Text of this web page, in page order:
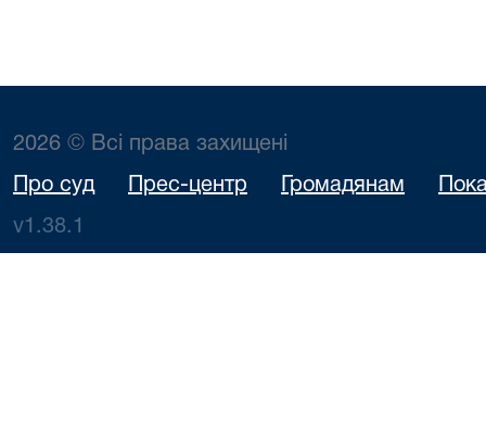
2026 © Всі права захищені
Про суд Прес-центр Громадянам
v1.38.1